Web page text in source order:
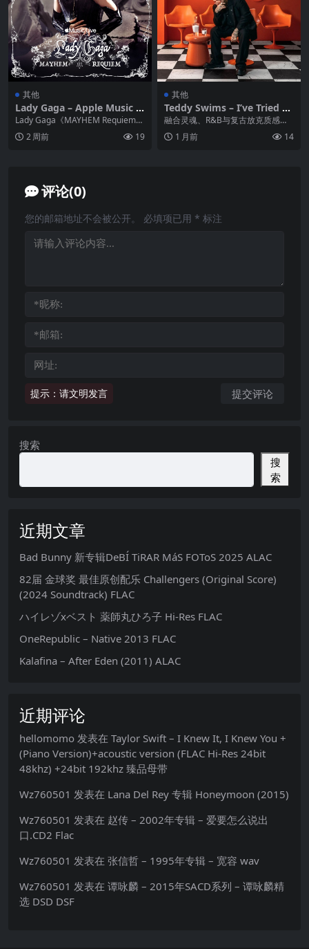
其他
Lady Gaga – Apple Music Li
ve MAYHEM Requiem (202
6) ALAC 24bit 48kHz
Lady Gaga《MAYHEM Requiem》
是2026年Apple Mus...
2 周前 19
其他
Teddy Swims – I’ve Tried Ev
erything But Therapy (Com
plete Edition) FLAC Hi-Res
24bit
融合灵魂、R&B与复古放克质感，
标志性沙哑嗓音裹挟真挚情绪，既
有对灵魂伴侣的深切...
1 月前 14
评论(0)
提示：请文明发言
您的邮箱地址不会被公开。 必填项已用 * 标注
搜索
搜
索
近期文章
Bad Bunny 新专辑DeBÍ TiRAR MáS FOToS 2025 ALAC
82届 金球奖 最佳原创配乐 Challengers (Original Score)
(2024 Soundtrack) FLAC
ハイレゾxベスト 薬師丸ひろ子 Hi-Res FLAC
OneRepublic – Native 2013 FLAC
Kalafina – After Eden (2011) ALAC
近期评论
hellomomo 发表在 Taylor Swift – I Knew It, I Knew You +
(Piano Version)+acoustic version (FLAC Hi-Res 24bit
48khz) +24bit 192khz 臻品母带
Wz760501 发表在 Lana Del Rey 专辑 Honeymoon (2015)
Wz760501 发表在 赵传 – 2002年专辑 – 爱要怎么说出
口.CD2 Flac
Wz760501 发表在 张信哲 – 1995年专辑 – 宽容 wav
Wz760501 发表在 谭咏麟 – 2015年SACD系列 – 谭咏麟精
选 DSD DSF